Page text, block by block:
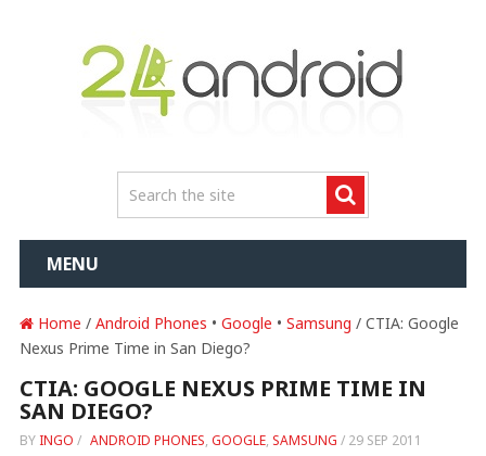
MENU
Home / Android Phones • Google • Samsung / CTIA: Google
Nexus Prime Time in San Diego?
CTIA: GOOGLE NEXUS PRIME TIME IN
SAN DIEGO?
BY INGO / ANDROID PHONES, GOOGLE, SAMSUNG / 29 SEP 2011